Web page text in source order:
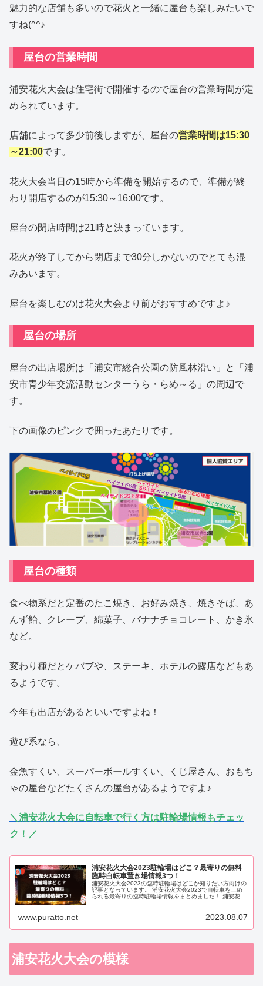
魅力的な店舗も多いので花火と一緒に屋台も楽しみたいで
すね(^^♪
屋台の営業時間
浦安花火大会は住宅街で開催するので屋台の営業時間が定
められています。
店舗によって多少前後しますが、屋台の営業時間は15:30
～21:00です。
花火大会当日の15時から準備を開始するので、準備が終
わり開店するのが15:30～16:00です。
屋台の閉店時間は21時と決まっています。
花火が終了してから閉店まで30分しかないのでとても混
みあいます。
屋台を楽しむのは花火大会より前がおすすめですよ♪
屋台の場所
屋台の出店場所は「浦安市総合公園の防風林沿い」と「浦
安市青少年交流活動センターうら・らめ～る」の周辺で
す。
下の画像のピンクで囲ったあたりです。
屋台の種類
食べ物系だと定番のたこ焼き、お好み焼き、焼きそば、あ
んず飴、クレープ、綿菓子、バナナチョコレート、かき氷
など。
変わり種だとケバブや、ステーキ、ホテルの露店などもあ
るようです。
今年も出店があるといいですよね！
遊び系なら、
金魚すくい、スーパーボールすくい、くじ屋さん、おもち
ゃの屋台などたくさんの屋台があるようですよ♪
＼浦安花火大会に自転車で行く方は駐輪場情報もチェッ
ク！／
浦安花火大会2023駐輪場はどこ？最寄りの無料
臨時自転車置き場情報3つ！
浦安花火大会2023の臨時駐輪場はどこか知りたい方向けの
記事となっています。 浦安花火大会2023で自転車を止め
られる最寄りの臨時駐輪場情報をまとめました！ 浦安花火
www.puratto.net 2023.08.07
浦安花火大会の模様